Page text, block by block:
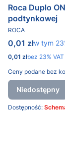
Roca Duplo
podtynkowej
PRODUCENT
ROCA
Cena brutto
0,01 złw tym %s
w tym
Cena netto
0,01 złbez 23% VAT
Ceny podane bez
Niedostępny
Dostępność: